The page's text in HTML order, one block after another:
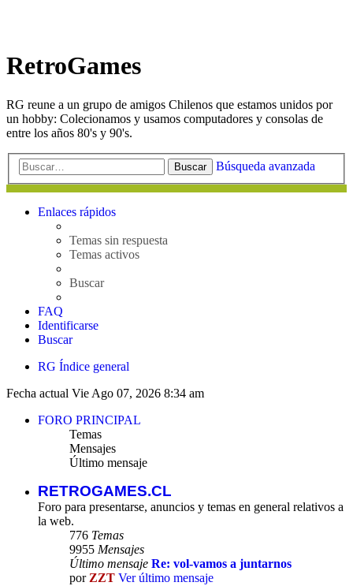
RetroGames
RG reune a un grupo de amigos Chilenos que estamos unidos por
un hobby: Colecionamos y usamos computadores y consolas de
entre los años 80's y 90's.
Buscar Búsqueda avanzada
Enlaces rápidos
Temas sin respuesta
Temas activos
Buscar
FAQ
Identificarse
Buscar
RG Índice general
Fecha actual Vie Ago 07, 2026 8:34 am
FORO PRINCIPAL
Temas
Mensajes
Último mensaje
RETROGAMES.CL
Foro para presentarse, anuncios y temas en general relativos a
la web.
776 Temas
9955 Mensajes
Último mensaje Re: vol-vamos a juntarnos
porZZT Ver último mensaje